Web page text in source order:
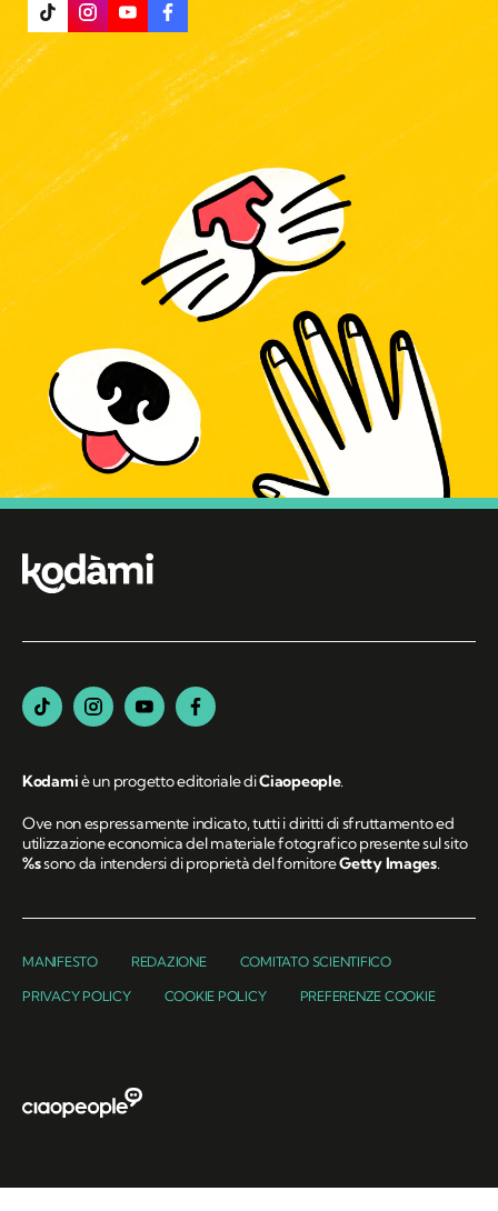
Kodamiè un progetto editoriale diCiaopeople.
Ove non espressamente indicato, tutti i diritti di sfruttamento ed
utilizzazione economica del materiale fotografico presente sul sito
%ssono da intendersi di proprietà del fornitoreGetty Images.
MANIFESTO REDAZIONE COMITATO SCIENTIFICO
PRIVACY POLICY COOKIE POLICY PREFERENZE COOKIE